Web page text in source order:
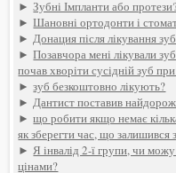
►Зубні Імпланти або
►Шановні ортодонти і
►Донация після лікування
►Позавчора мені лікували
почав хворіти сусідній зуб
►зуб безкоштовно лікують?
►Дантист поставив
►що робити якщо немає
як зберегти час, що залишився
►Я інвалід 2-ї групи, чи
цінами?